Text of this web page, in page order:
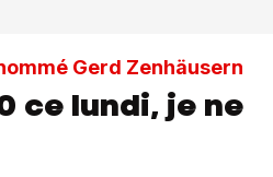
Gerd Zenhäusern
ce lundi, je ne